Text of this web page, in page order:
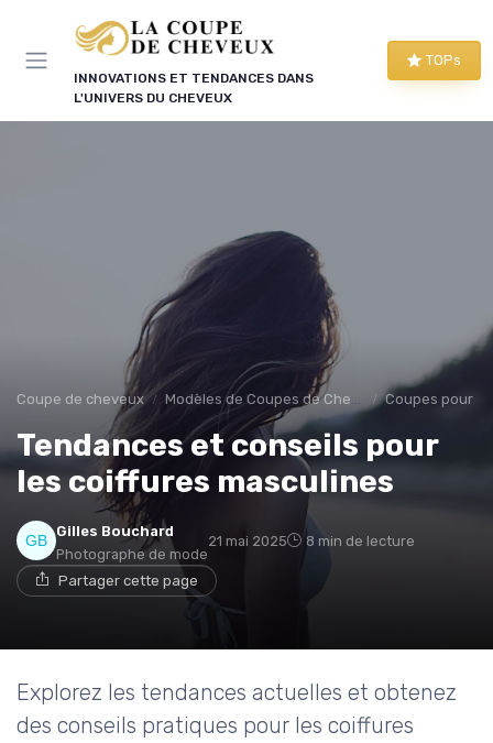
INNOVATIONS ET TENDANCES DANS
L'UNIVERS DU CHEVEUX
TOPs
Coupe de cheveux Modèles de Coupes de Cheveux Coupes pour
Tendances et conseils pour
les coiffures masculines
Gilles Bouchard
Photographe de mode
21 mai 2025 8 min de lecture
Partager cette page
Explorez les tendances actuelles et obtenez
des conseils pratiques pour les coiffures